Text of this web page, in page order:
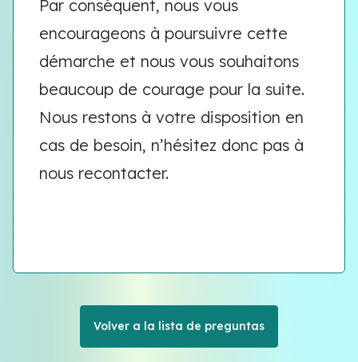
Par conséquent, nous vous
encourageons à poursuivre cette
démarche et nous vous souhaitons
beaucoup de courage pour la suite.
Nous restons à votre disposition en
cas de besoin, n’hésitez donc pas à
nous recontacter.
Volver a la lista de preguntas